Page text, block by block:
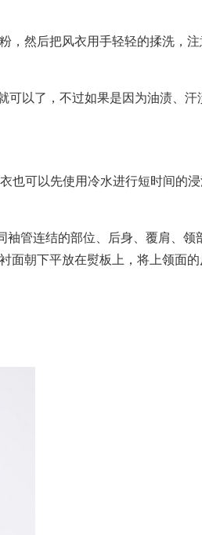
然后把风衣用手轻轻的揉洗，
以了，不过如果是因为油渍、
也可以先使用冷水进行短时间的
管连结的部位、后身、覆肩、
朝下平放在熨板上，将上领面